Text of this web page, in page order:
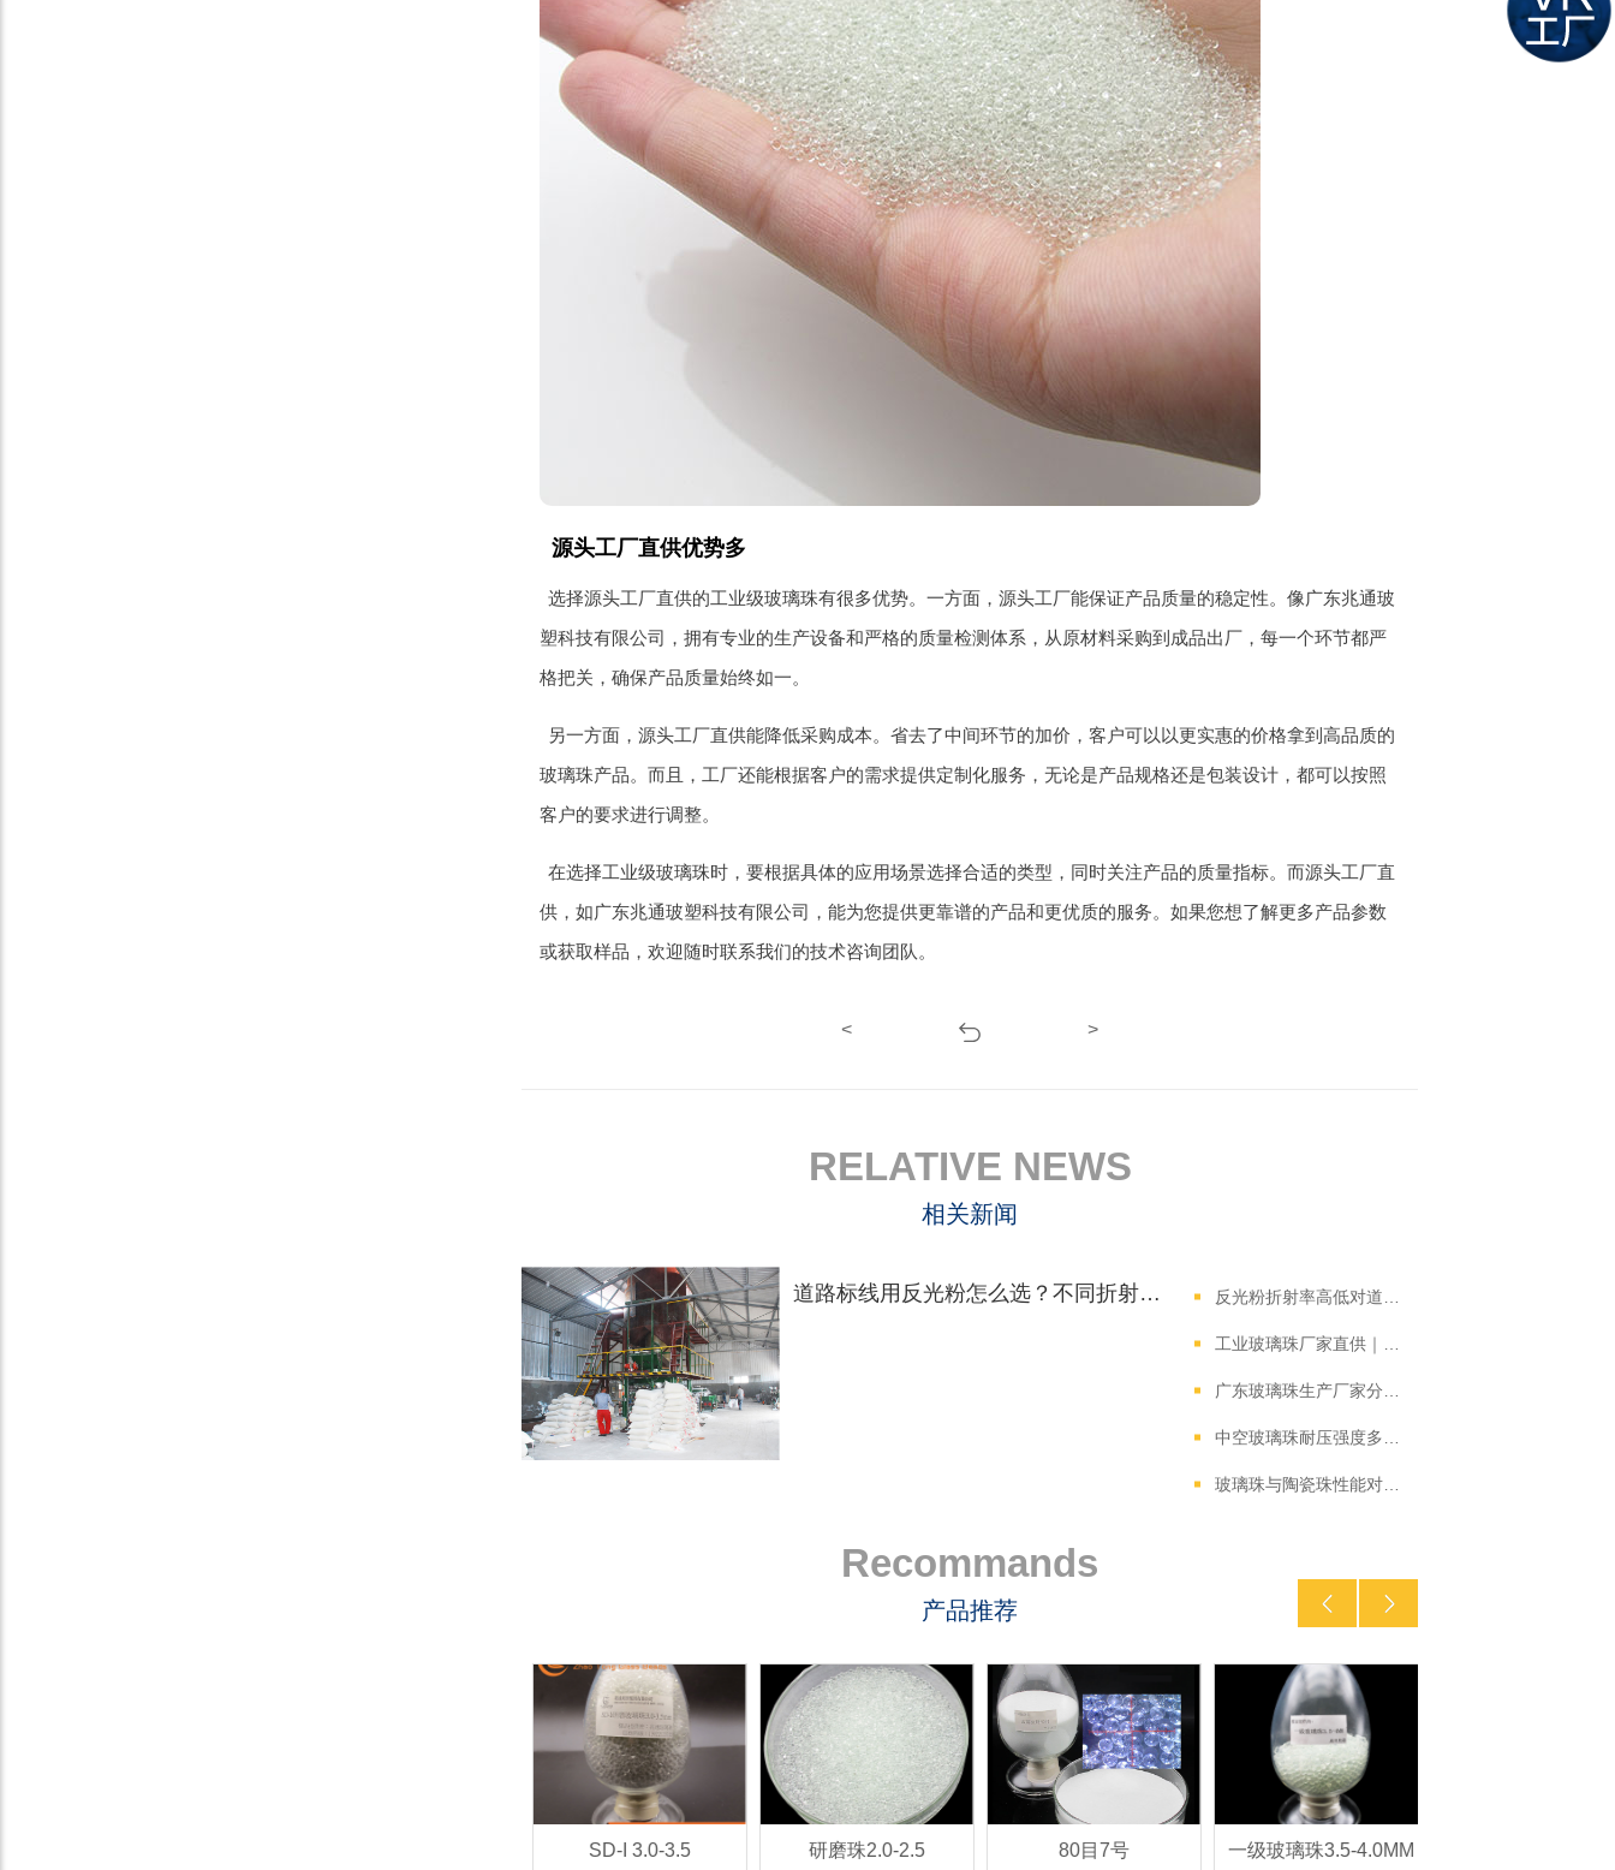
源头工厂直供优势多
选择源头工厂直供的工业级玻璃珠有很多优势。一方面，源头工厂能保证产品质量的稳定性。像广东兆通玻
塑科技有限公司，拥有专业的生产设备和严格的质量检测体系，从原材料采购到成品出厂，每一个环节都严
格把关，确保产品质量始终如一。
另一方面，源头工厂直供能降低采购成本。省去了中间环节的加价，客户可以以更实惠的价格拿到高品质的
玻璃珠产品。而且，工厂还能根据客户的需求提供定制化服务，无论是产品规格还是包装设计，都可以按照
客户的要求进行调整。
在选择工业级玻璃珠时，要根据具体的应用场景选择合适的类型，同时关注产品的质量指标。而源头工厂直
供，如广东兆通玻塑科技有限公司，能为您提供更靠谱的产品和更优质的服务。如果您想了解更多产品参数
或获取样品，欢迎随时联系我们的技术咨询团队。
< >
RELATIVE NEWS
相关新闻
道路标线用反光粉怎么选？不同折射率的应用差异解析
Recommands
产品推荐
SD-I 3.0-3.5 研磨珠2.0-2.5 80目7号 一级玻璃珠3.5-4.0MM